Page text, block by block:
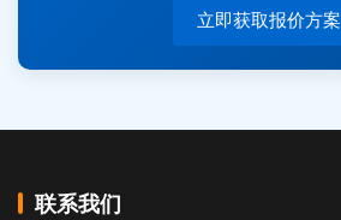
立即获取报价方案
联系我们